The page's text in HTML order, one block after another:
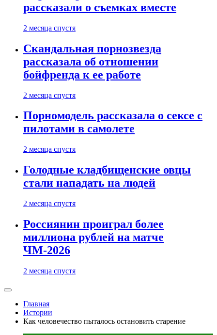
рассказали о съемках вместе
2 месяца спустя
Скандальная порнозвезда
рассказала об отношении
бойфренда к ее работе
2 месяца спустя
Порномодель рассказала о сексе с
пилотами в самолете
2 месяца спустя
Голодные кладбищенские овцы
стали нападать на людей
2 месяца спустя
Россиянин проиграл более
миллиона рублей на матче
ЧМ-2026
2 месяца спустя
Главная
Истории
Как человечество пыталось остановить старение